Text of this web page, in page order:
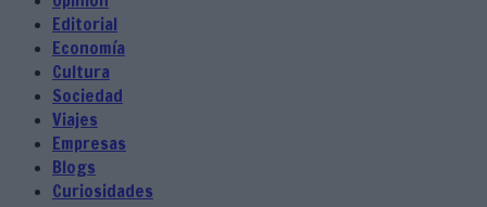
Editorial
Economía
Cultura
Sociedad
Viajes
Empresas
Blogs
Curiosidades